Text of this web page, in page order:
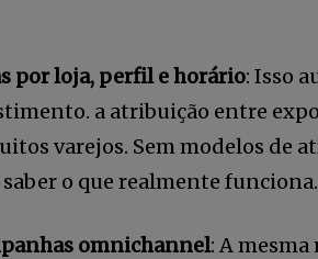
por loja, perfil e horário: Isso
a atribuição entre
varejos. Sem modelos de
o que realmente funciona.
omnichannel: A